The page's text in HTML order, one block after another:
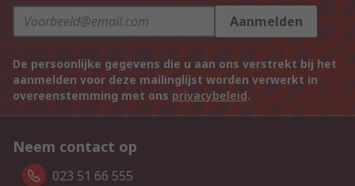
Aanmelden
De persoonlijke gegevens die u aan ons verstrekt bij het
aanmelden voor deze mailinglijst worden verwerkt in
overeenstemming met ons privacybeleid.
Neem contact op
023 51 66 555